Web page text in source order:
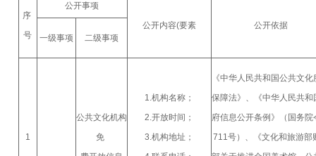
序
号
公开事项
公开内容(要素
公开依据
一级事项
二级事项
1
公共文化机构
免
1.机构名称；
2.开放时间；
3.机构地址；
《中华人民共和国公共文化
保障法》、《中华人民共和
府信息公开条例》（国务院
711号）、《文化和旅游部